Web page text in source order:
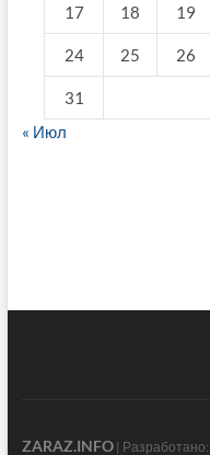
17 18 19
24 25 26
31
« Июл
ZARAZ.INFO| Разработано: